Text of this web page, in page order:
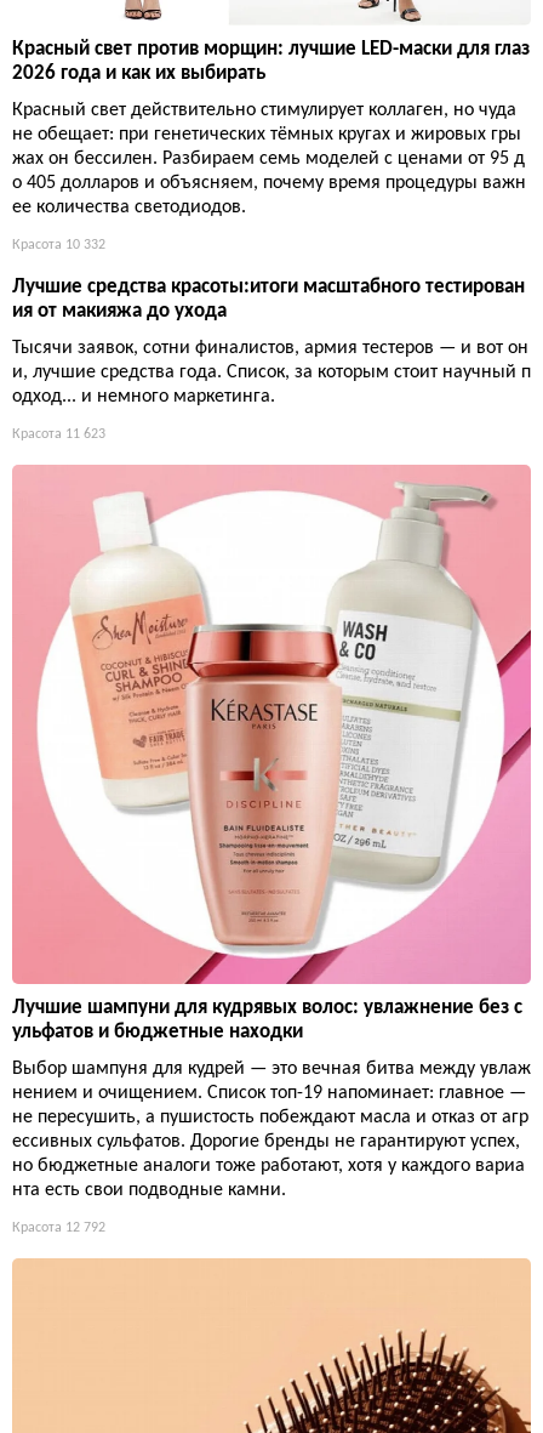
Красный свет против морщин: лучшие LED-маски для глаз
2026 года и как их выбирать
Красный свет действительно стимулирует коллаген, но чуда
не обещает: при генетических тёмных кругах и жировых гры
жах он бессилен. Разбираем семь моделей с ценами от 95 д
о 405 долларов и объясняем, почему время процедуры важн
ее количества светодиодов.
Красота 10 332
Лучшие средства красоты:итоги масштабного тестирован
ия от макияжа до ухода
Тысячи заявок, сотни финалистов, армия тестеров — и вот он
и, лучшие средства года. Список, за которым стоит научный п
одход... и немного маркетинга.
Красота 11 623
Лучшие шампуни для кудрявых волос: увлажнение без с
ульфатов и бюджетные находки
Выбор шампуня для кудрей — это вечная битва между увлаж
нением и очищением. Список топ-19 напоминает: главное —
не пересушить, а пушистость побеждают масла и отказ от агр
ессивных сульфатов. Дорогие бренды не гарантируют успех,
но бюджетные аналоги тоже работают, хотя у каждого вариа
нта есть свои подводные камни.
Красота 12 792